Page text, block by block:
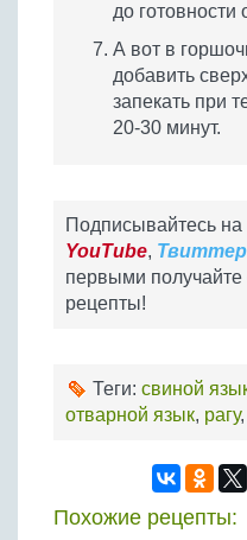
до
А вот в
добавить
запекать при
20-30 минут.
Подписывайтесь на
YouTube,
первыми
рецепты!
Теги: свиной
отварной язык, рагу,
Похожие рецепты: